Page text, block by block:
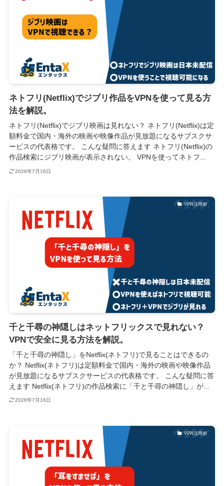
ネトフリ(Netflix)でジブリ作品をVPNを使って見る方
法を解説。
ネトフリ(Netflix)でジブリ映画は見れない？ ネトフリ(Netflix)は定
額料金で国内・海外の映画や映像作品が見放題になるサブスクサ
ービスの代表格です。 こんな疑問に答えます ネトフリ(Netflix)の
作品検索にジブリ映画が表示されない。 VPNを使ってネトフ...
2026年7月16日
VPN活用術
千と千尋の神隠しはネットフリックスで見れない？
VPNで安全に見る方法を解説。
「千と千尋の神隠し」をNetflix(ネトフリ)で見ることはできるの
か？ Netflix(ネトフリ)は定額料金で国内・海外の映画や映像作品
が見放題になるサブスクサービスの代表格です。 こんな疑問に答
えます Netflix(ネトフリ)の作品検索に「千と千尋の神隠し」が...
2026年7月16日
VPN活用術